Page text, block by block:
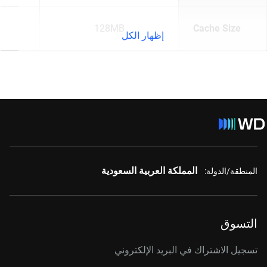
Cache Size
128MB
إظهار الكل
المنطقة/الدولة: المملكة العربية السعودية
التسوق
تسجيل الاشتراك في البريد الإلكتروني